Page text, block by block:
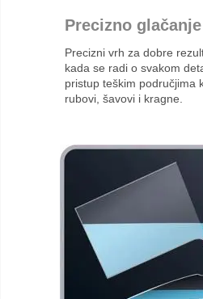
Precizno glačanje
Precizni vrh za dobre
kada se radi o svakom
pristup teškim područjima
rubovi, šavovi i kragne.